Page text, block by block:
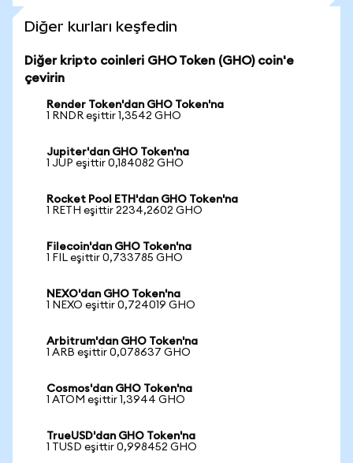
Diğer kurları keşfedin
Diğer kripto coinleri GHO Token (GHO) coin'e
çevirin
Render Token'dan GHO Token'na
1 RNDR eşittir 1,3542 GHO
Jupiter'dan GHO Token'na
1 JUP eşittir 0,184082 GHO
Rocket Pool ETH'dan GHO Token'na
1 RETH eşittir 2234,2602 GHO
Filecoin'dan GHO Token'na
1 FIL eşittir 0,733785 GHO
NEXO'dan GHO Token'na
1 NEXO eşittir 0,724019 GHO
Arbitrum'dan GHO Token'na
1 ARB eşittir 0,078637 GHO
Cosmos'dan GHO Token'na
1 ATOM eşittir 1,3944 GHO
TrueUSD'dan GHO Token'na
1 TUSD eşittir 0,998452 GHO